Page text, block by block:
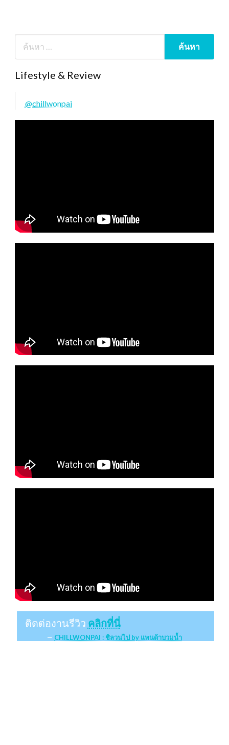
Lifestyle & Review
@chillwonpai
ติดต่องานรีวิว คลิกที่นี่
CHILLWONPAI : ชิลวนไป by แพนด้าบวมน้ำ